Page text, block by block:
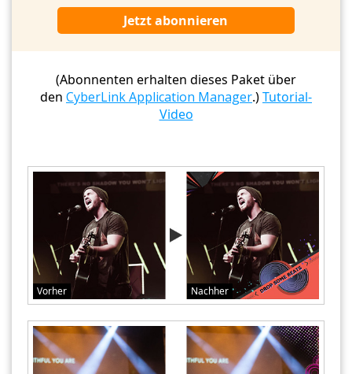
Jetzt abonnieren
(Abonnenten erhalten dieses Paket über
den CyberLink Application Manager.)Tutorial-
Video
Vorher Nachher